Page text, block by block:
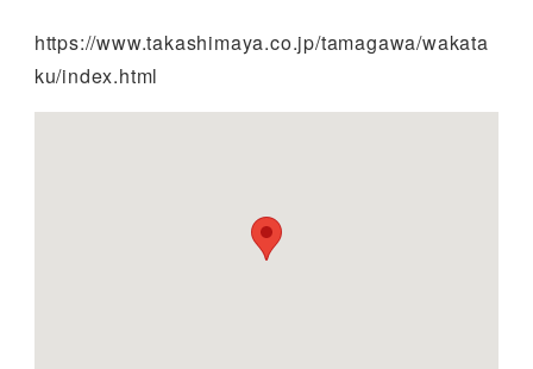
https://www.takashimaya.co.jp/tamagawa/wakata
ku/index.html